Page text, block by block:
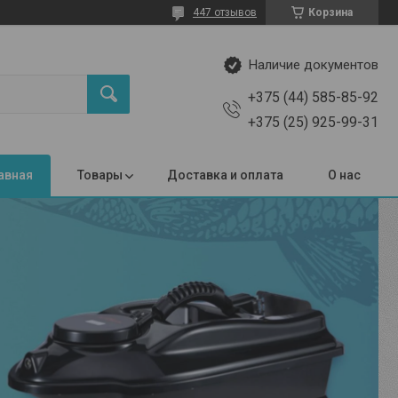
Корзина
447 отзывов
Наличие документов
+375 (44) 585-85-92
+375 (25) 925-99-31
Товары Доставка и оплата О нас